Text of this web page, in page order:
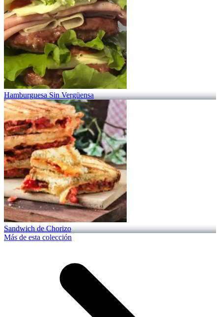
Hamburguesa Sin Vergüensa
Sandwich de Chorizo
Más de esta colección